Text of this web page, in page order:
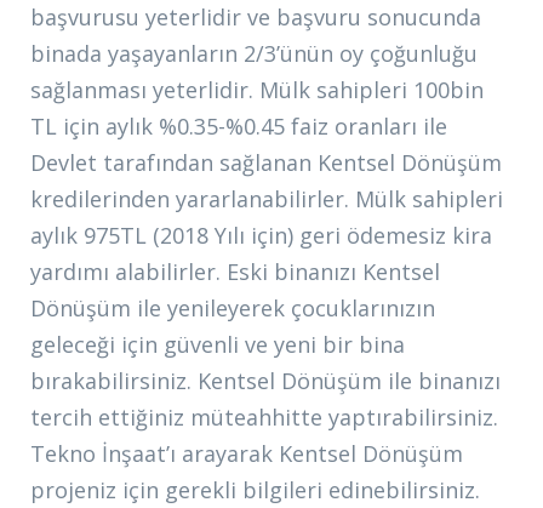
başvurusu yeterlidir ve başvuru sonucunda
binada yaşayanların 2/3’ünün oy çoğunluğu
sağlanması yeterlidir. Mülk sahipleri 100bin
TL için aylık %0.35-%0.45 faiz oranları ile
Devlet tarafından sağlanan Kentsel Dönüşüm
kredilerinden yararlanabilirler. Mülk sahipleri
aylık 975TL (2018 Yılı için) geri ödemesiz kira
yardımı alabilirler. Eski binanızı Kentsel
Dönüşüm ile yenileyerek çocuklarınızın
geleceği için güvenli ve yeni bir bina
bırakabilirsiniz. Kentsel Dönüşüm ile binanızı
tercih ettiğiniz müteahhitte yaptırabilirsiniz.
Tekno İnşaat’ı arayarak Kentsel Dönüşüm
projeniz için gerekli bilgileri edinebilirsiniz.